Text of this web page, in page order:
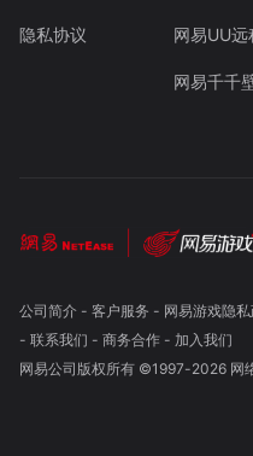
隐私协议 网易UU远
网易千千
公司简介- 客户服务 - 网易游戏隐
- 联系我们 - 商务合作- 加入我们
网易公司版权所有 ©1997-2026 网